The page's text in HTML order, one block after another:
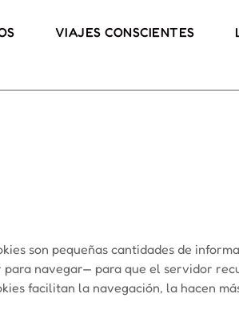
VIAJES CONSCIENTES
son pequeñas cantidades de
navegar— para que el servidor
facilitan la navegación, la hacen